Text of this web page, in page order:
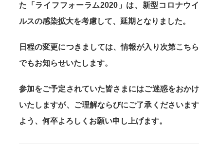
た「ライフフォーラム2020」は、新型コロナウイ
ルスの感染拡大を考慮して、延期となりました。
日程の変更につきましては、情報が入り次第こちら
でもお知らせいたします。
参加をご予定されていた皆さまにはご迷惑をおかけ
いたしますが、ご理解ならびにご了承くださいます
よう、何卒よろしくお願い申し上げます。